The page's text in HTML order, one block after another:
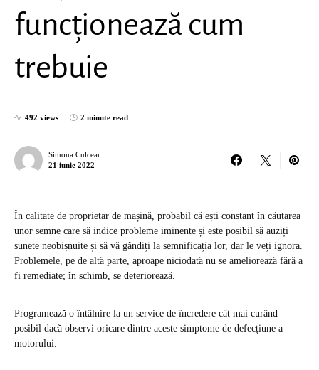
funcționează cum
trebuie
492 views 2 minute read
Simona Culcear
21 iunie 2022
În calitate de proprietar de mașină, probabil că ești constant în căutarea
unor semne care să indice probleme iminente și este posibil să auziți
sunete neobișnuite și să vă gândiți la semnificația lor, dar le veți ignora.
Problemele, pe de altă parte, aproape niciodată nu se ameliorează fără a
fi remediate; în schimb, se deteriorează.
Programează o întâlnire la un service de încredere cât mai curând
posibil dacă observi oricare dintre aceste simptome de defecțiune a
motorului.